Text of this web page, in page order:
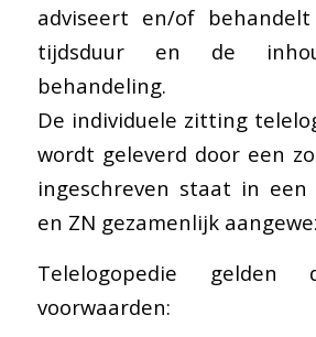
adviseert en/of
tijdsduur en de
behandeling.
De individuele zitting
wordt geleverd door een
ingeschreven staat in een
en ZN gezamenlijk
Telelogopedie gelden
voorwaarden: